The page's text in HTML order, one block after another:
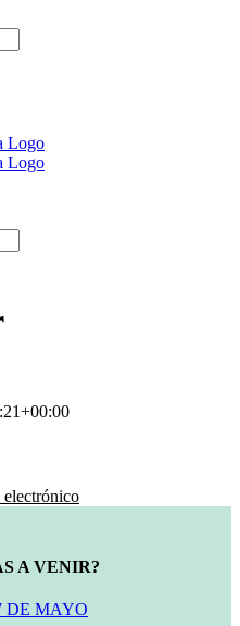
electrónico
A VENIR?
DE MAYO